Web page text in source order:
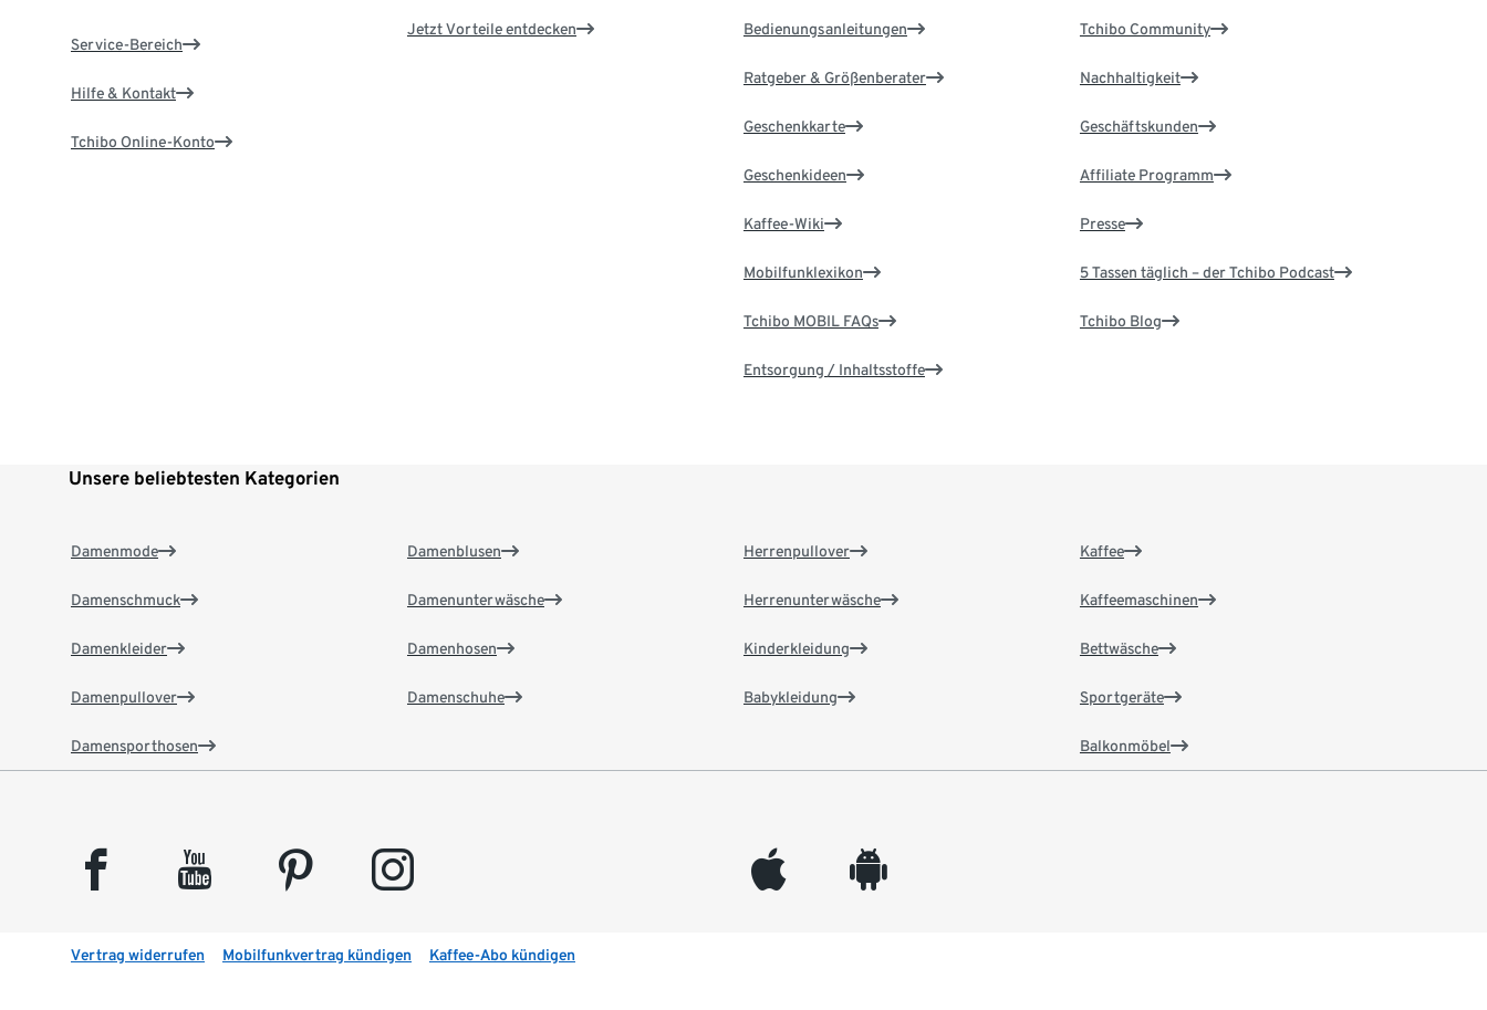
Service-Bereich
Hilfe & Kontakt
Tchibo Online-Konto
Jetzt Vorteile entdecken Bedienungsanleitungen
Ratgeber & Größenberater
Geschenkkarte
Geschenkideen
Kaffee-Wiki
Mobilfunklexikon
Tchibo MOBIL FAQs
Entsorgung / Inhaltsstoffe
Tchibo Community
Nachhaltigkeit
Geschäftskunden
Affiliate Programm
Presse
5 Tassen täglich – der Tchibo Podcast
Tchibo Blog
Unsere beliebtesten Kategorien
Damenmode
Damenschmuck
Damenkleider
Damenpullover
Damensporthosen
Damenblusen
Damenunterwäsche
Damenhosen
Damenschuhe
Herrenpullover
Herrenunterwäsche
Kinderkleidung
Babykleidung
Kaffee
Kaffeemaschinen
Bettwäsche
Sportgeräte
Balkonmöbel
facebook youtube pinterest instagram appleinc android
Vertrag widerrufen Mobilfunkvertrag kündigen Kaffee-Abo kündigen